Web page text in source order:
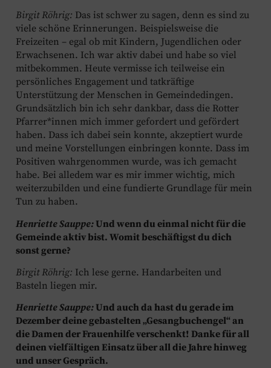
Birgit Röhrig: Das ist schwer zu sagen, denn es sind zu
viele schöne Erinnerungen. Beispielsweise die
Freizeiten – egal ob mit Kindern, Jugendlichen oder
Erwachsenen. Ich war aktiv dabei und habe so viel
mitbekommen. Heute vermisse ich teilweise ein
persönliches Engagement und tatkräftige
Unterstützung der Menschen in Gemeindedingen.
Grundsätzlich bin ich sehr dankbar, dass die Rotter
Pfarrer*innen mich immer gefordert und gefördert
haben. Dass ich dabei sein konnte, akzeptiert wurde
und meine Vorstellungen einbringen konnte. Dass im
Positiven wahrgenommen wurde, was ich gemacht
habe. Bei alledem war es mir immer wichtig, mich
weiterzubilden und eine fundierte Grundlage für mein
Tun zu haben.
Henriette Sauppe: Und wenn du einmal nicht für die
Gemeinde aktiv bist. Womit beschäftigst du dich
sonst gerne?
Birgit Röhrig: Ich lese gerne. Handarbeiten und
Basteln liegen mir.
Henriette Sauppe: Und auch da hast du gerade im
Dezember deine gebastelten „Gesangbuchengel“ an
die Damen der Frauenhilfe verschenkt! Danke für all
deinen vielfältigen Einsatz über all die Jahre hinweg
und unser Gespräch.